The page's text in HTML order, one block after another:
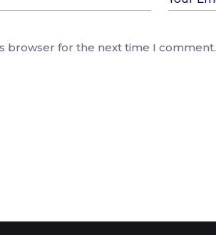
browser for the next time I comment.